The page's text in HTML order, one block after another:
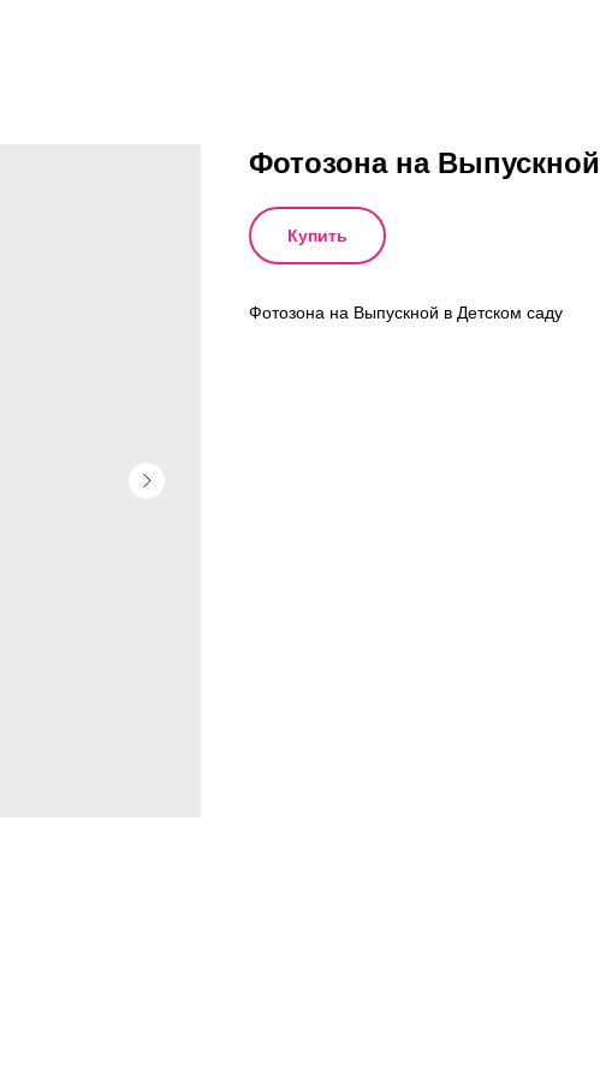
Фотозона на Выпускной
Купить
Фотозона на Выпускной в Детском саду